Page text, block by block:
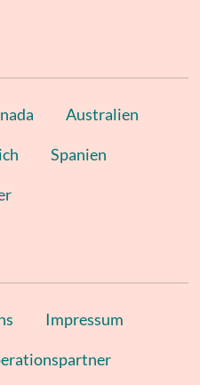
Australien
Spanien
Impressum